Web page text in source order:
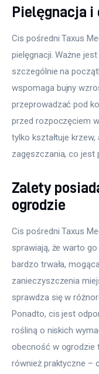
Pielęgnacja i
Cis pośredni Taxus
pielęgnacji. Ważne
szczególnie na
wspomaga bujny
przeprowadzać pod
przed rozpoczęciem
tylko kształtuje
zagęszczania, co jest
Zalety
ogrodzie
Cis pośredni Taxus
sprawiają, że warto
bardzo trwała,
zanieczyszczenia
sprawdza się w
Ponadto, cis jest
rośliną o niskich
obecność w ogrodzie
również praktyczne –